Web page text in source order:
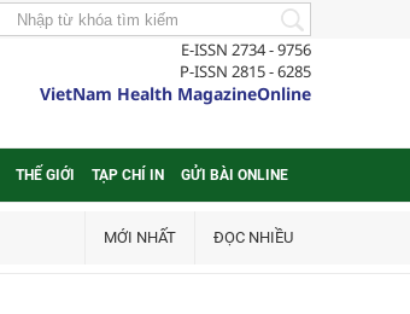
E-ISSN 2734 - 9756
P-ISSN 2815 - 6285
VietNam Health MagazineOnline
THẾ GIỚI TẠP CHÍ IN GỬI BÀI ONLINE
MỚI NHẤT ĐỌC NHIỀU